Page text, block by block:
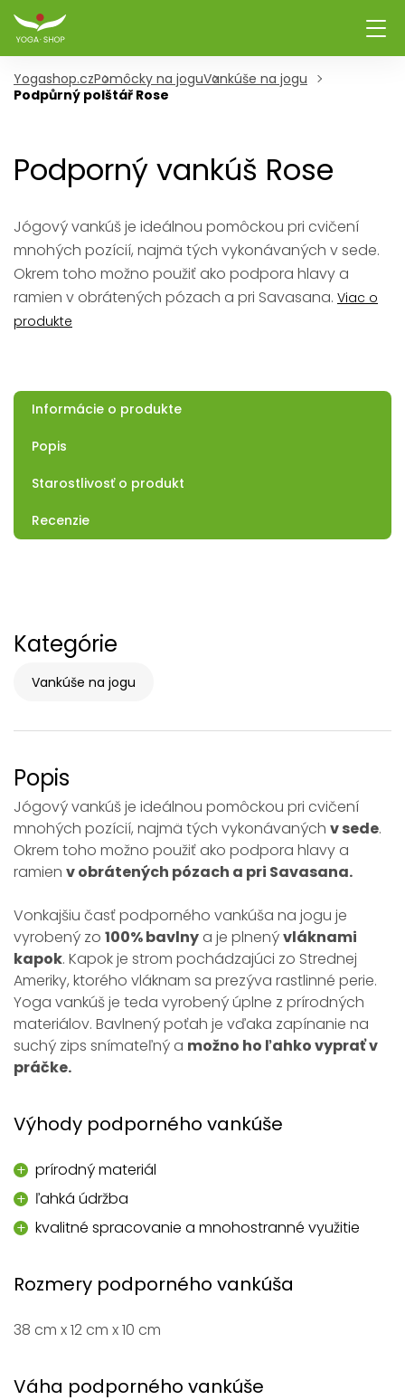
Yogashop.czPomôcky na joguVankúše na jogu
Podpůrný polštář Rose
Podporný vankúš Rose
Jógový vankúš je ideálnou pomôckou pri cvičení
mnohých pozícií, najmä tých vykonávaných v sede.
Okrem toho možno použiť ako podpora hlavy a
ramien v obrátených pózach a pri Savasana. Viac o
produkte
Informácie o produkte
Popis
Starostlivosť o produkt
Recenzie
Kategórie
Vankúše na jogu
Popis
Jógový vankúš je ideálnou pomôckou pri cvičení
mnohých pozícií, najmä tých vykonávaných v sede.
Okrem toho možno použiť ako podpora hlavy a
ramien v obrátených pózach a pri Savasana.
Vonkajšiu časť podporného vankúša na jogu je
vyrobený zo 100% bavlny a je plnenývláknami
kapok. Kapok je strom pochádzajúci zo Strednej
Ameriky, ktorého vláknam sa prezýva rastlinné perie.
Yoga vankúš je teda vyrobený úplne z prírodných
materiálov. Bavlnený poťah je vďaka zapínanie na
suchý zips snímateľný a možno ho ľahko vyprať v
práčke.
Výhody podporného vankúše
prírodný materiál
ľahká údržba
kvalitné spracovanie a mnohostranné využitie
Rozmery podporného vankúša
38 cm x 12 cm x 10 cm
Váha podporného vankúše